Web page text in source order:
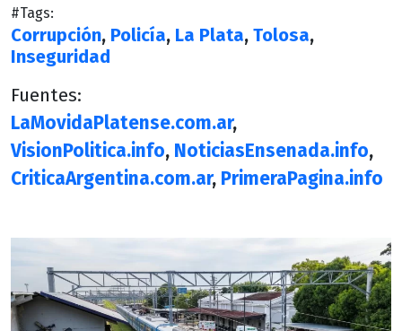
#Tags:
Corrupción, Policía, La Plata, Tolosa,
Inseguridad
Fuentes:
LaMovidaPlatense.com.ar,
VisionPolitica.info, NoticiasEnsenada.info,
CriticaArgentina.com.ar, PrimeraPagina.info